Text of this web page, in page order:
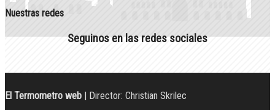
Nuestras redes
Seguinos en las redes sociales
El Termometro web | Director: Christian Skrilec